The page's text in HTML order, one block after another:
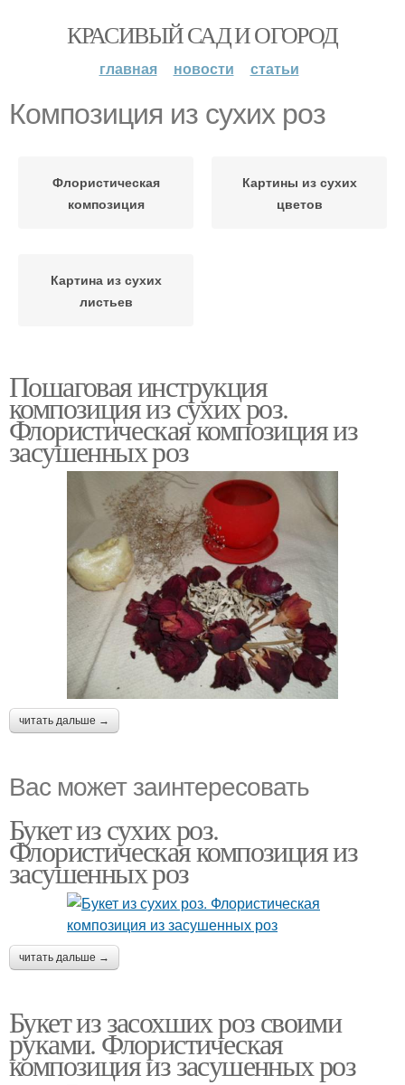
КРАСИВЫЙ САД И ОГОРОД
главная новости статьи
Композиция из сухих роз
Флористическая
композиция
Картины из сухих
цветов
Картина из сухих
листьев
Пошаговая инструкция
композиция из сухих роз.
Флористическая композиция из
засушенных роз
читать дальше →
Вас может заинтересовать
Букет из сухих роз.
Флористическая композиция из
засушенных роз
читать дальше →
Букет из засохших роз своими
руками. Флористическая
композиция из засушенных роз